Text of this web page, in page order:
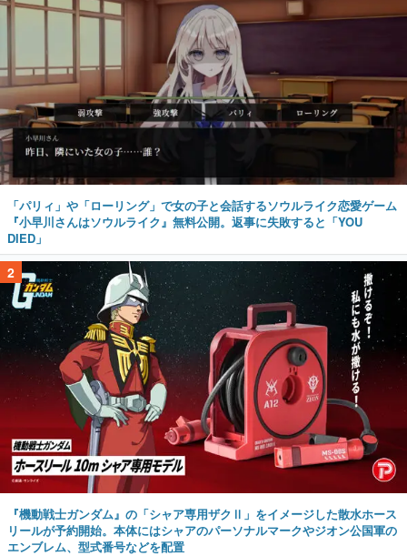
「パリィ」や「ローリング」で女の子と会話するソウルライク恋愛ゲーム
『小早川さんはソウルライク』無料公開。返事に失敗すると「YOU
DIED」
2
『機動戦士ガンダム』の「シャア専用ザクⅡ」をイメージした散水ホース
リールが予約開始。本体にはシャアのパーソナルマークやジオン公国軍の
エンブレム、型式番号などを配置